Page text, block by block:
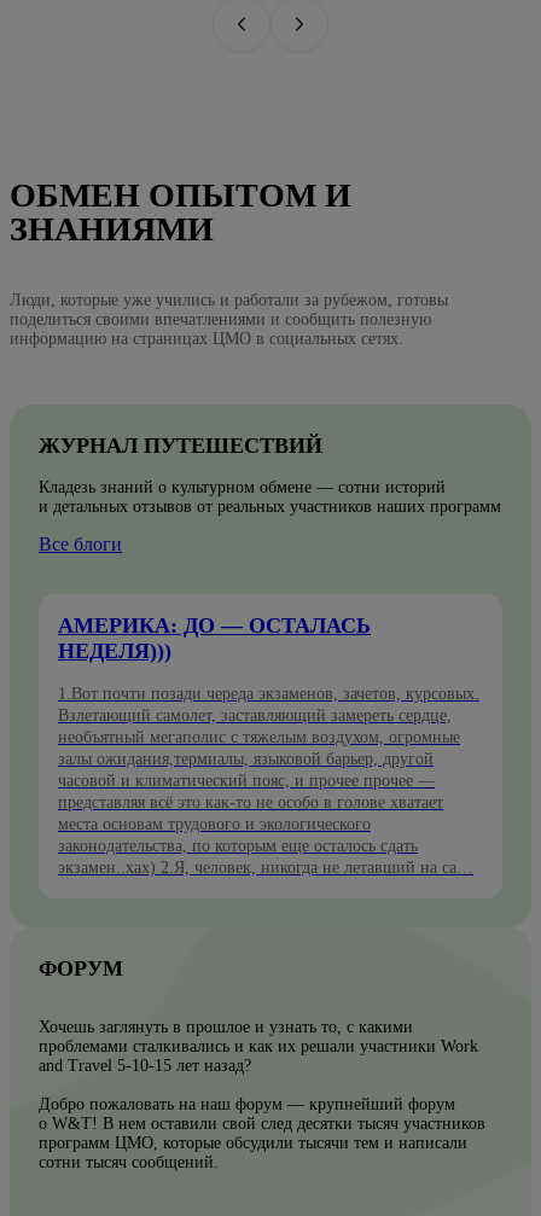
ОБМЕН ОПЫТОМ И
ЗНАНИЯМИ
Люди, которые уже учились и работали за рубежом, готовы
поделиться своими впечатлениями и сообщить полезную
информацию на страницах ЦМО в социальных сетях.
ЖУРНАЛ ПУТЕШЕСТВИЙ
Кладезь знаний о культурном обмене — сотни историй
и детальных отзывов от реальных участников наших программ
Все блоги
АМЕРИКА: ДО — ОСТАЛАСЬ
НЕДЕЛЯ)))
1.Вот почти позади череда экзаменов, зачетов, курсовых.
Взлетающий самолет, заставляющий замереть сердце,
необъятный мегаполис с тяжелым воздухом, огромные
залы ожидания,термиалы, языковой барьер, другой
часовой и климатический пояс, и прочее прочее —
представляя всё это как-то не особо в голове хватает
места основам трудового и экологического
законодательства, по которым еще осталось сдать
экзамен..хах) 2.Я, человек, никогда не летавший на са…
ФОРУМ
Хочешь заглянуть в прошлое и узнать то, с какими
проблемами сталкивались и как их решали участники Work
and Travel 5-10-15 лет назад?
Добро пожаловать на наш форум — крупнейший форум
о W&T! В нем оставили свой след десятки тысяч участников
программ ЦМО, которые обсудили тысячи тем и написали
сотни тысяч сообщений.